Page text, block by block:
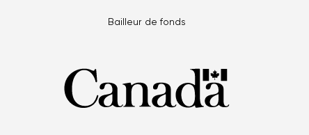
Bailleur de fonds